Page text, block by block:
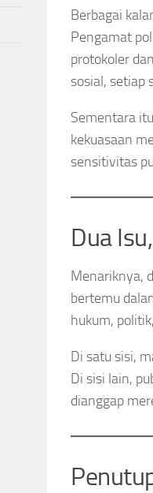
Berbagai
Pengamat
protokoler
sosial, setiap
Sementara
kekuasaan
sensitivitas
Dua
Menariknya,
bertemu
hukum,
Di satu sisi,
Di sisi lain,
dianggap